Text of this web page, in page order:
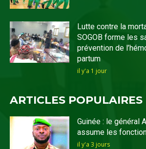
Lutte contre la
SOGOB forme les
prévention de
partum
il y'a 1 jour
ARTICLES POPULAIRES
Guinée : le général
assume les
il y'a 3 jours